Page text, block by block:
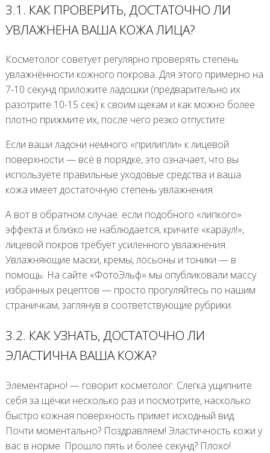
3.1. КАК ПРОВЕРИТЬ, ДОСТАТОЧНО ЛИ
УВЛАЖНЕНА ВАША КОЖА ЛИЦА?
Косметолог советует регулярно проверять степень
увлажнённости кожного покрова. Для этого примерно на
7-10 секунд приложите ладошки (предварительно их
разотрите 10-15 сек) к своим щекам и как можно более
плотно прижмите их, после чего резко отпустите.
Если ваши ладони немного «прилипли» к лицевой
поверхности — всё в порядке, это означает, что вы
используете правильные уходовые средства и ваша
кожа имеет достаточную степень увлажнения.
А вот в обратном случае: если подобного «липкого»
эффекта и близко не наблюдается, кричите «караул!»,
лицевой покров требует усиленного увлажнения.
Увлажняющие маски, кремы, лосьоны и тоники — в
помощь. На сайте «ФотоЭльф» мы опубликовали массу
избранных рецептов — просто прогуляйтесь по нашим
страничкам, заглянув в соответствующие рубрики.
3.2. КАК УЗНАТЬ, ДОСТАТОЧНО ЛИ
ЭЛАСТИЧНА ВАША КОЖА?
Элементарно! — говорит косметолог. Слегка ущипните
себя за щёчки несколько раз и посмотрите, насколько
быстро кожная поверхность примет исходный вид.
Почти моментально? Поздравляем! Эластичность кожи у
вас в норме. Прошло пять и более секунд? Плохо!